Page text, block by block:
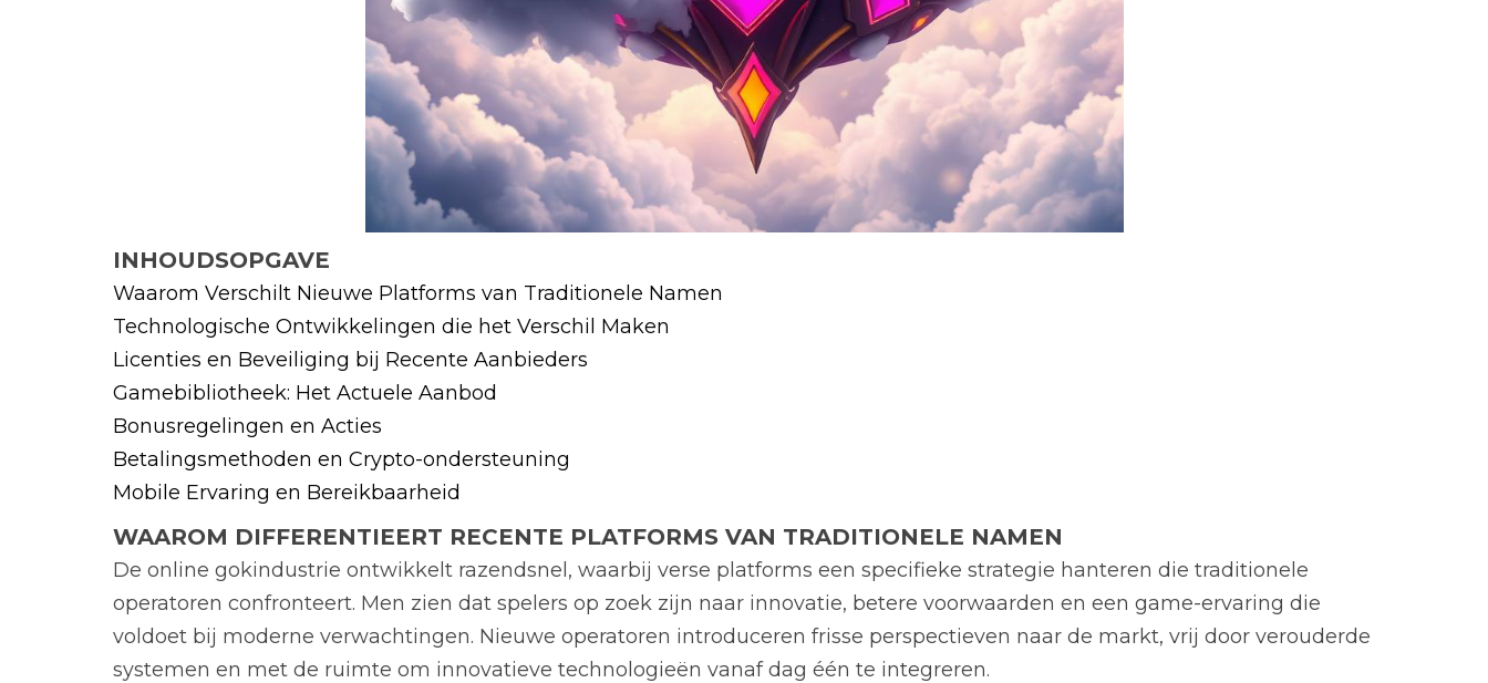
INHOUDSOPGAVE
Waarom Verschilt Nieuwe Platforms van Traditionele Namen
Technologische Ontwikkelingen die het Verschil Maken
Licenties en Beveiliging bij Recente Aanbieders
Gamebibliotheek: Het Actuele Aanbod
Bonusregelingen en Acties
Betalingsmethoden en Crypto-ondersteuning
Mobile Ervaring en Bereikbaarheid
WAAROM DIFFERENTIEERT RECENTE PLATFORMS VAN TRADITIONELE NAMEN
De online gokindustrie ontwikkelt razendsnel, waarbij verse platforms een specifieke strategie hanteren die traditionele
operatoren confronteert. Men zien dat spelers op zoek zijn naar innovatie, betere voorwaarden en een game-ervaring die
voldoet bij moderne verwachtingen. Nieuwe operatoren introduceren frisse perspectieven naar de markt, vrij door verouderde
systemen en met de ruimte om innovatieve technologieën vanaf dag één te integreren.